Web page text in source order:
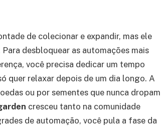
de colecionar e expandir, mas ele
desbloquear as automações mais
você precisa dedicar um tempo
quer relaxar depois de um dia longo. A
ou por sementes que nunca dropam
cresceu tanto na comunidade
de automação, você pula a fase da